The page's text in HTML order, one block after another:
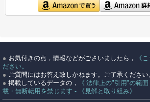
● お気付きの点，情報などがごさいましたら，
《
ださい。
● ご質問にはお答え致しかねます。ご了承ください
● 掲載しているデータの， 《 法律上の"引用"の範囲
載・無断転用を禁じます - 《見解と取り組み》